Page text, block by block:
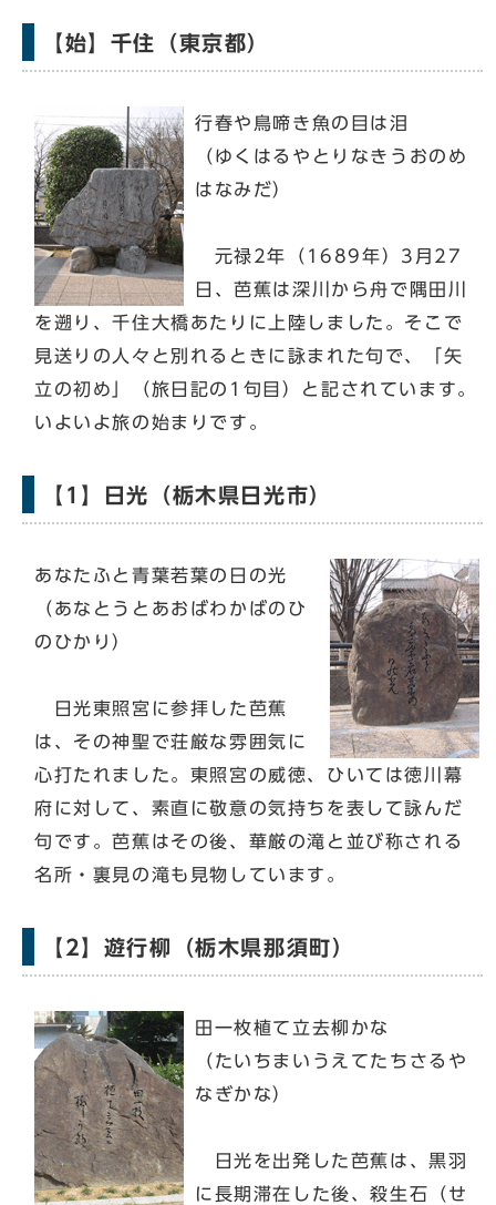
【始】千住（東京都）
行春や鳥啼き魚の目は泪
（ゆくはるやとりなきうおのめ
はなみだ）
元禄2年（1689年）3月27
日、芭蕉は深川から舟で隅田川
を遡り、千住大橋あたりに上陸しました。そこで
見送りの人々と別れるときに詠まれた句で、「矢
立の初め」（旅日記の1句目）と記されています。
いよいよ旅の始まりです。
【1】日光（栃木県日光市）
あなたふと青葉若葉の日の光
（あなとうとあおばわかばのひ
のひかり）
日光東照宮に参拝した芭蕉
は、その神聖で荘厳な雰囲気に
心打たれました。東照宮の威徳、ひいては徳川幕
府に対して、素直に敬意の気持ちを表して詠んだ
句です。芭蕉はその後、華厳の滝と並び称される
名所・裏見の滝も見物しています。
【2】遊行柳（栃木県那須町）
田一枚植て立去柳かな
（たいちまいうえてたちさるや
なぎかな）
日光を出発した芭蕉は、黒羽
に長期滞在した後、殺生石（せ